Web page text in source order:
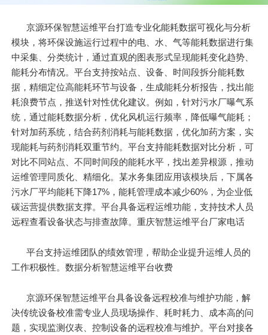
京源环保智慧运维平台打造专业化能耗数据可视化与分析
模块，将环保设施运行过程中的电、水、气等能耗数据进行集
中采集、分类统计，通过直观的图表形式呈现能耗变化趋势、
能耗分布情况。平台支持按站点、设备、时间段拆分能耗数
据，精细定位高能耗环节与设备，生成能耗分析报告，找出能
耗浪费节点，推送针对性优化建议。例如，针对污水厂曝气系
统，通过能耗数据分析，优化风机运行频率，降低曝气能耗；
针对加药系统，结合药剂消耗与能耗数据，优化加药方案，实
现能耗与药剂消耗双重节约。平台支持能耗数据对比分析，可
对比不同站点、不同时间段的能耗水平，找出差异根源，推动
运维管理同质化、精细化。某水务集团应用该模块后，下属各
污水厂平均能耗下降17%，能耗管理成本减少60%，为企业低
碳运营提供数据支撑。平台具备远程运维功能，支持技术人员
远程查看设备状态与排查故障。重庆智慧运维平台厂家电话
平台支持运维团队的绩效管理，帮助企业提升运维人员的
工作积极性。数据分析智慧运维平台收费
京源环保智慧运维平台具备设备远程校准与维护功能，解
决传统设备校准需专业人员现场操作、耗时耗力、成本高的问
题，实现监测仪表、控制设备的远程校准与维护。平台对接各